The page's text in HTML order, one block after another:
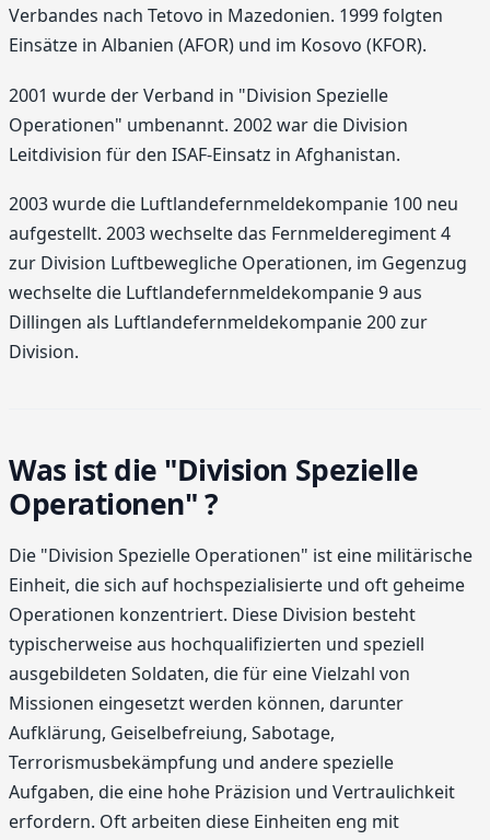
Verbandes nach Tetovo in Mazedonien. 1999 folgten
Einsätze in Albanien (AFOR) und im Kosovo (KFOR).
2001 wurde der Verband in "Division Spezielle
Operationen" umbenannt. 2002 war die Division
Leitdivision für den ISAF-Einsatz in Afghanistan.
2003 wurde die Luftlandefernmeldekompanie 100 neu
aufgestellt. 2003 wechselte das Fernmelderegiment 4
zur Division Luftbewegliche Operationen, im Gegenzug
wechselte die Luftlandefernmeldekompanie 9 aus
Dillingen als Luftlandefernmeldekompanie 200 zur
Division.
Was ist die "Division Spezielle
Operationen" ?
Die "Division Spezielle Operationen" ist eine militärische
Einheit, die sich auf hochspezialisierte und oft geheime
Operationen konzentriert. Diese Division besteht
typischerweise aus hochqualifizierten und speziell
ausgebildeten Soldaten, die für eine Vielzahl von
Missionen eingesetzt werden können, darunter
Aufklärung, Geiselbefreiung, Sabotage,
Terrorismusbekämpfung und andere spezielle
Aufgaben, die eine hohe Präzision und Vertraulichkeit
erfordern. Oft arbeiten diese Einheiten eng mit